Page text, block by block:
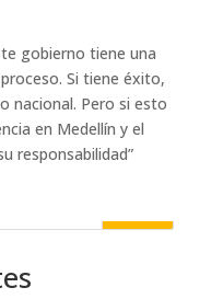
gobierno tiene una
Si tiene éxito,
nacional. Pero si esto
en Medellín y el
responsabilidad”